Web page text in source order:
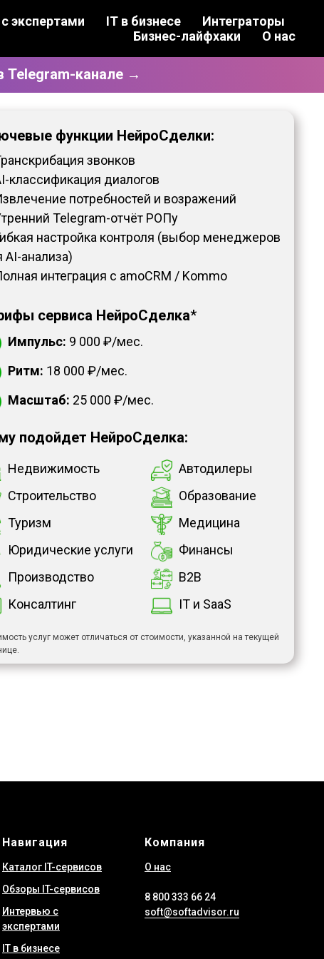
экспертами IT в бизнесе
Интеграторы
Бизнес-лайфхаки
О нас
Telegram-канале →
услуг может отличаться от стоимости, указанной на текущей
Недвижимость
Строительство
Туризм
Юридические услуги
Производство
Автодилеры
Образование
Медицина
Финансы
B2B
Консалтинг
IT и SaaS
подойдет НейроСделка:
Импульс: 9 000 ₽/мес.
Ритм: 18 000 ₽/мес.
Масштаб: 25 000 ₽/мес.
сервиса НейроСделка*
функции НейроСделки:
звонков
классификация диалогов
потребностей и возражений
Telegram-отчёт РОПу
настройка контроля (выбор менеджеров
AI-анализа)
интеграция с amoCRM / Kommo
Навигация
Каталог IT-сервисов
Обзоры IT-сервисов
Интервью с
экспертами
IT в бизнесе
Компания
О нас
8 800 333 66 24
soft@softadvisor.ru